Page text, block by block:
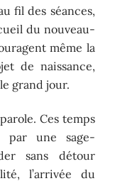
fil des séances,
du nouveau-
même la
de naissance,
grand jour.
Ces temps
par une sage-
sans détour
l’arrivée du